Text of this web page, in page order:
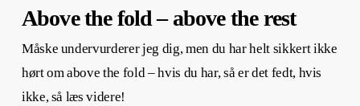
Above the fold – above the rest
Måske undervurderer jeg dig, men du har helt sikkert ikke
hørt om above the fold – hvis du har, så er det fedt, hvis
ikke, så læs videre!